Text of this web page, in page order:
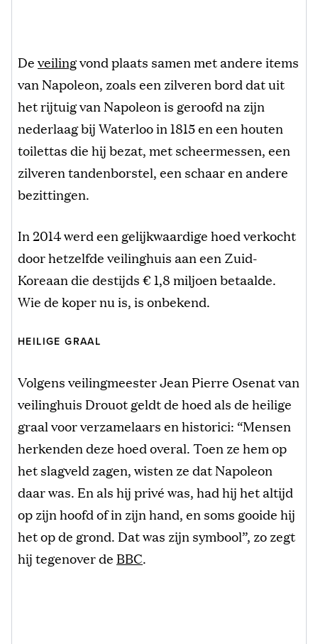
Deveilingvond plaats samen met andere items
van Napoleon, zoals een zilveren bord dat uit
het rijtuig van Napoleon is geroofd na zijn
nederlaag bij Waterloo in 1815 en een houten
toilettas die hij bezat, met scheermessen, een
zilveren tandenborstel, een schaar en andere
bezittingen.
In 2014 werd een gelijkwaardige hoed verkocht
door hetzelfde veilinghuis aan een Zuid-
Koreaan die destijds € 1,8 miljoen betaalde.
Wie de koper nu is, is onbekend.
HEILIGE GRAAL
Volgens veilingmeester Jean Pierre Osenat van
veilinghuis Drouot geldt de hoed als de heilige
graal voor verzamelaars en historici: “Mensen
herkenden deze hoed overal. Toen ze hem op
het slagveld zagen, wisten ze dat Napoleon
daar was. En als hij privé was, had hij het altijd
op zijn hoofd of in zijn hand, en soms gooide hij
het op de grond. Dat was zijn symbool”, zo zegt
hij tegenover de BBC.